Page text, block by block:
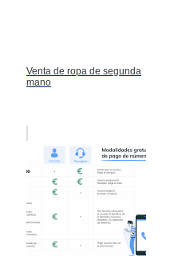
Venta de ropa de segunda
mano